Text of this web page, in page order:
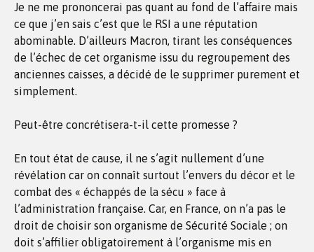
Je ne me prononcerai pas quant au fond de l’affaire mais
ce que j’en sais c’est que le RSI a une réputation
abominable. D’ailleurs Macron, tirant les conséquences
de l’échec de cet organisme issu du regroupement des
anciennes caisses, a décidé de le supprimer purement et
simplement.
Peut-être concrétisera-t-il cette promesse ?
En tout état de cause, il ne s’agit nullement d’une
révélation car on connaît surtout l’envers du décor et le
combat des « échappés de la sécu » face à
l’administration française. Car, en France, on n’a pas le
droit de choisir son organisme de Sécurité Sociale ; on
doit s’affilier obligatoirement à l’organisme mis en